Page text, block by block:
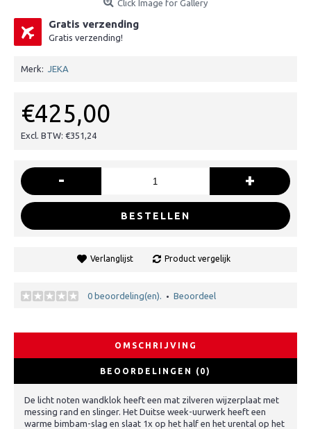
Click Image for Gallery
Gratis verzending
Gratis verzending!
Merk: JEKA
€425,00
Excl. BTW: €351,24
- +
BESTELLEN
Verlanglijst Product vergelijk
0 beoordeling(en). • Beoordeel
OMSCHRIJVING
BEOORDELINGEN (0)
De licht noten wandklok heeft een mat zilveren wijzerplaat met
messing rand en slinger. Het Duitse week-uurwerk heeft een
warme bimbam-slag en slaat 1x op het half en het urental op het